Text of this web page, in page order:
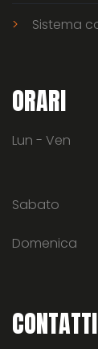
Sistema
ORARI
Lun - Ven
Sabato
Domenica
CONTATTI